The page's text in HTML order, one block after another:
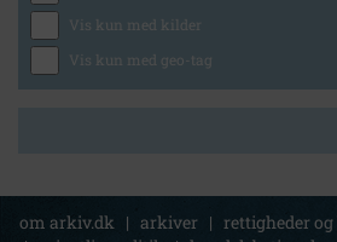
Vis kun med kilder
Vis kun med geo-tag
om arkiv.dk | arkiver | rettigheder